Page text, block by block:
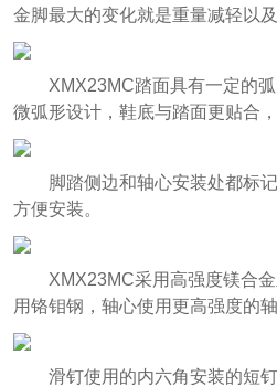
金脚最大的变化就是重量减轻以及
XMX23MC踏面具有一定的
微弧形设计，鞋底与踏面更贴合
脚踏侧边和轴心安装处都标
方便安装。
XMX23MC采用高强度镁合
用铬钼钢，轴心使用更高强度的轴
滑钉使用的内六角安装的短